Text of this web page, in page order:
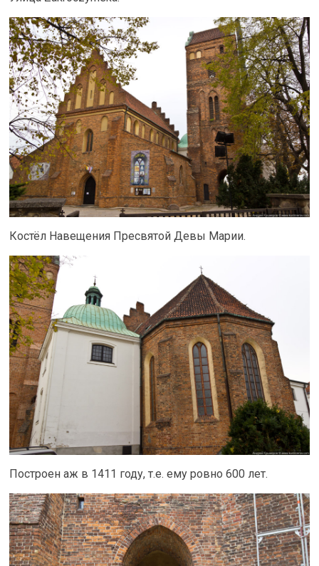
Костёл Навещения Пресвятой Девы Марии.
Построен аж в 1411 году, т.е. ему ровно 600 лет.